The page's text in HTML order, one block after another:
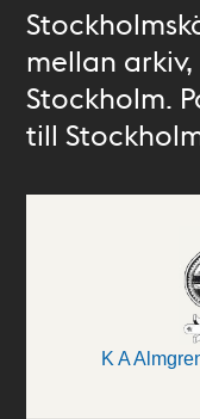
mellan
Stockholm.
till
K A